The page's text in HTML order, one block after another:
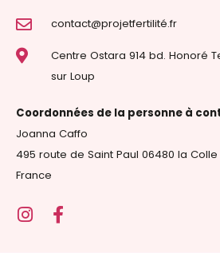
contact@projetfertilité.fr
Centre Ostara 914 bd. Honoré
sur Loup
Coordonnées de la personne à
Joanna Caffo
495 route de Saint Paul 06480 la Colle
France